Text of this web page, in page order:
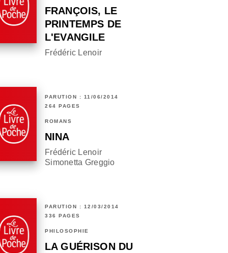
FRANÇOIS, LE
PRINTEMPS DE
L'EVANGILE
Frédéric Lenoir
PARUTION : 11/06/2014
264 PAGES
ROMANS
NINA
Frédéric Lenoir
Simonetta Greggio
PARUTION : 12/03/2014
336 PAGES
PHILOSOPHIE
LA GUÉRISON DU